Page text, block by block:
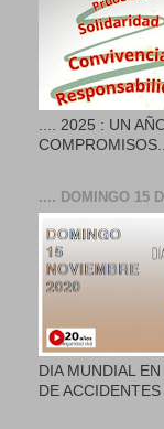
.... 2025 : UN
.... DOMINGO 15
DIA MUNDIAL
DE